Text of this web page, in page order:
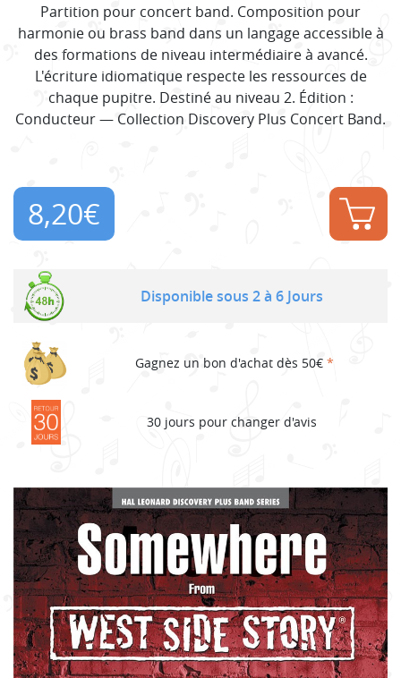
Partition pour concert band. Composition pour
harmonie ou brass band dans un langage accessible à
des formations de niveau intermédiaire à avancé.
L'écriture idiomatique respecte les ressources de
chaque pupitre. Destiné au niveau 2. Édition :
Conducteur — Collection Discovery Plus Concert Band.
8,20€
Disponible sous 2 à 6 Jours
Gagnez un bon d'achat dès 50€ *
30 jours pour changer d'avis